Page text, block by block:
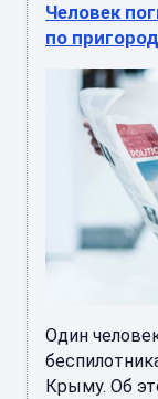
Человек
по
Один
Крыму. Об